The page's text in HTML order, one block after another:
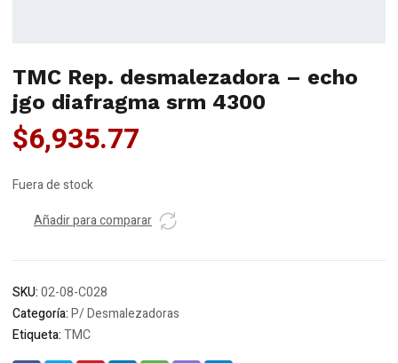
TMC Rep. desmalezadora – echo
jgo diafragma srm 4300
$6,935.77
Fuera de stock
Añadir para comparar
SKU:02-08-C028
Categoría:P/ Desmalezadoras
Etiqueta:TMC